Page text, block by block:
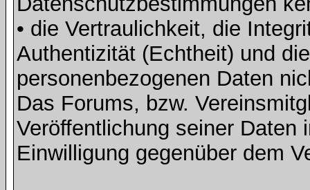
• die Vertraulichkeit, die
Authentizität (Echtheit) und
personenbezogenen Daten
Das Forums, bzw.
Veröffentlichung seiner Daten
Einwilligung gegenüber dem